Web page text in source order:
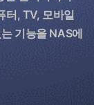
터, TV, 모바일
기능을 NAS에